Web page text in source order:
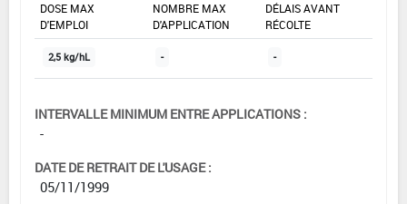
DOSE MAX
D'EMPLOI
NOMBRE MAX
D'APPLICATION
DÉLAIS AVANT
RÉCOLTE
2,5 kg/hL - -
INTERVALLE MINIMUM ENTRE APPLICATIONS :
-
DATE DE RETRAIT DE L'USAGE :
05/11/1999